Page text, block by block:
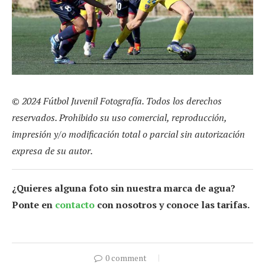
© 2024 Fútbol Juvenil Fotografía. Todos los derechos
reservados. Prohibido su uso comercial, reproducción,
impresión y/o modificación total o parcial sin autorización
expresa de su autor.
¿Quieres alguna foto sin nuestra marca de agua?
Ponte en contacto con nosotros y conoce las tarifas.
0 comment